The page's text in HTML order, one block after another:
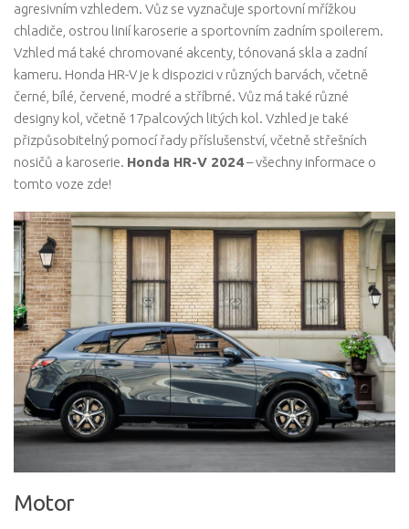
agresivním vzhledem. Vůz se vyznačuje sportovní mřížkou
chladiče, ostrou linií karoserie a sportovním zadním spoilerem.
Vzhled má také chromované akcenty, tónovaná skla a zadní
kameru. Honda HR-V je k dispozici v různých barvách, včetně
černé, bílé, červené, modré a stříbrné. Vůz má také různé
designy kol, včetně 17palcových litých kol. Vzhled je také
přizpůsobitelný pomocí řady příslušenství, včetně střešních
nosičů a karoserie. Honda HR-V 2024– všechny informace o
tomto voze zde!
Motor